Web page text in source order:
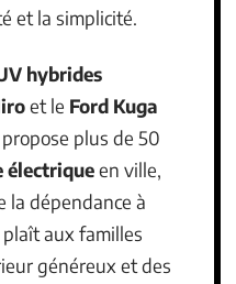
et la simplicité.
hybrides
et le Ford Kuga
propose plus de 50
électriqueen ville,
la dépendance à
plaît aux familles
généreux et des